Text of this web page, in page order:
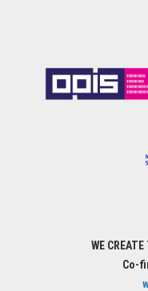
WE
Co-